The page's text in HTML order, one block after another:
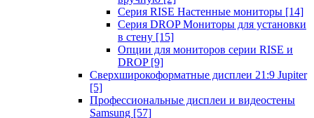
Серия RISE Настенные мониторы [14]
Серия DROP Мониторы для установки
в стену [15]
Опции для мониторов серии RISE и
DROP [9]
Сверхширокоформатные дисплеи 21:9 Jupiter
[5]
Профессиональные дисплеи и видеостены
Samsung [57]